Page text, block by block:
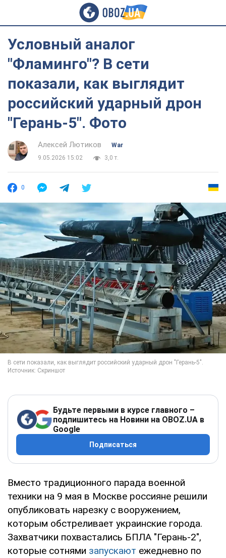
Условный аналог
"Фламинго"? В сети
показали, как выглядит
российский ударный дрон
"Герань-5". Фото
Алексей Лютиков
War
9.05.2026 15:02
3,0 т.
0
Будьте первыми в курсе главного –
подпишитесь на Новини на OBOZ.UA в
Google
Подписаться
Вместо традиционного парада военной
техники на 9 мая в Москве россияне решили
опубликовать нарезку с вооружением,
которым обстреливает украинские города.
Захватчики похвастались БПЛА "Герань-2",
которые сотнями запускают ежедневно по